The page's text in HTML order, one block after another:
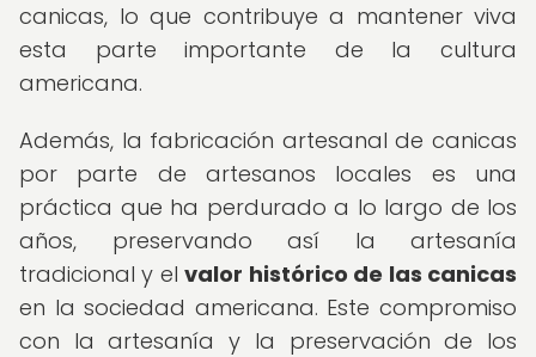
canicas, lo que contribuye a mantener viva
esta parte importante de la cultura
americana.
Además, la fabricación artesanal de canicas
por parte de artesanos locales es una
práctica que ha perdurado a lo largo de los
años, preservando así la artesanía
tradicional y elvalor histórico de las canicas
en la sociedad americana. Este compromiso
con la artesanía y la preservación de los